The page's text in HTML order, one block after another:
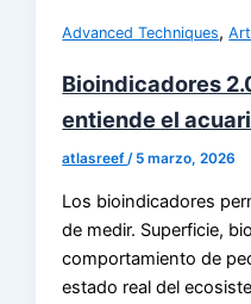
Advanced Techniques,
Bioindicadores
entiende el
atlasreef/ 5 marzo, 2026
Los bioindicadores
de medir. Superficie,
comportamiento de
estado real del